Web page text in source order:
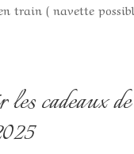
train ( navette
cadeaux de